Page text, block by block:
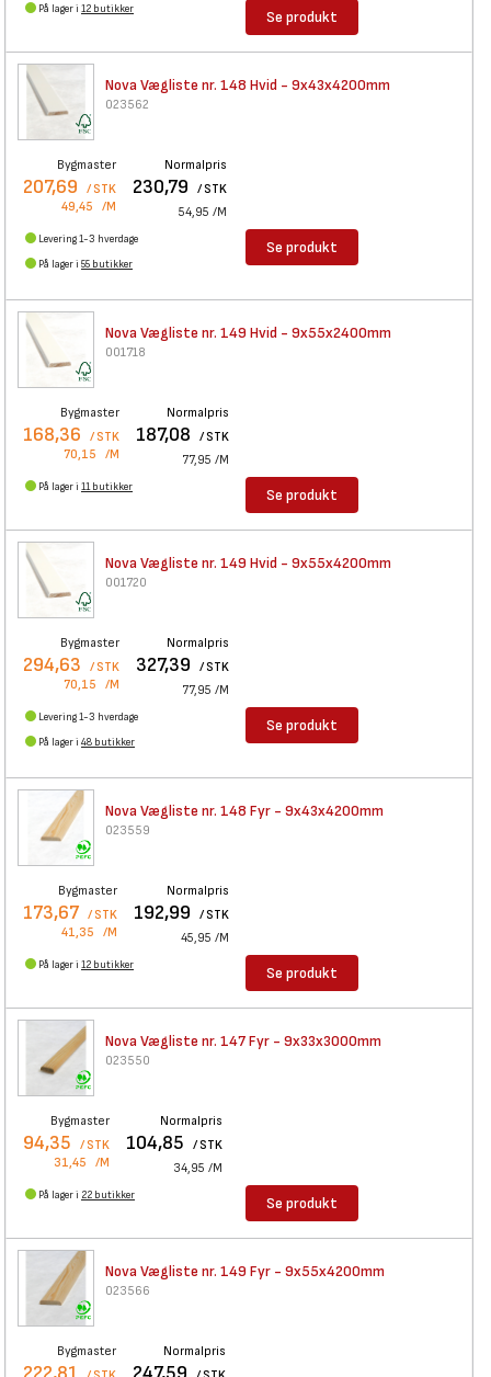
På lager i 12 butikker Se produkt
Nova Vægliste nr. 148 Hvid - 9x43x4200mm
023562
Bygmaster
207,69 / STK
49,45 /M
Normalpris
230,79 / STK
54,95 /M
Levering 1-3 hverdage
På lager i 55 butikker
Se produkt
Nova Vægliste nr. 149 Hvid - 9x55x2400mm
001718
Bygmaster
168,36 / STK
70,15 /M
Normalpris
187,08 / STK
77,95 /M
På lager i 11 butikker Se produkt
Nova Vægliste nr. 149 Hvid - 9x55x4200mm
001720
Bygmaster
294,63 / STK
70,15 /M
Normalpris
327,39 / STK
77,95 /M
Levering 1-3 hverdage
På lager i 48 butikker
Se produkt
Nova Vægliste nr. 148 Fyr - 9x43x4200mm
023559
Bygmaster
173,67 / STK
41,35 /M
Normalpris
192,99 / STK
45,95 /M
På lager i 12 butikker Se produkt
Nova Vægliste nr. 147 Fyr - 9x33x3000mm
023550
Bygmaster
94,35 / STK
31,45 /M
Normalpris
104,85 / STK
34,95 /M
På lager i 22 butikker Se produkt
Nova Vægliste nr. 149 Fyr - 9x55x4200mm
023566
Bygmaster Normalpris